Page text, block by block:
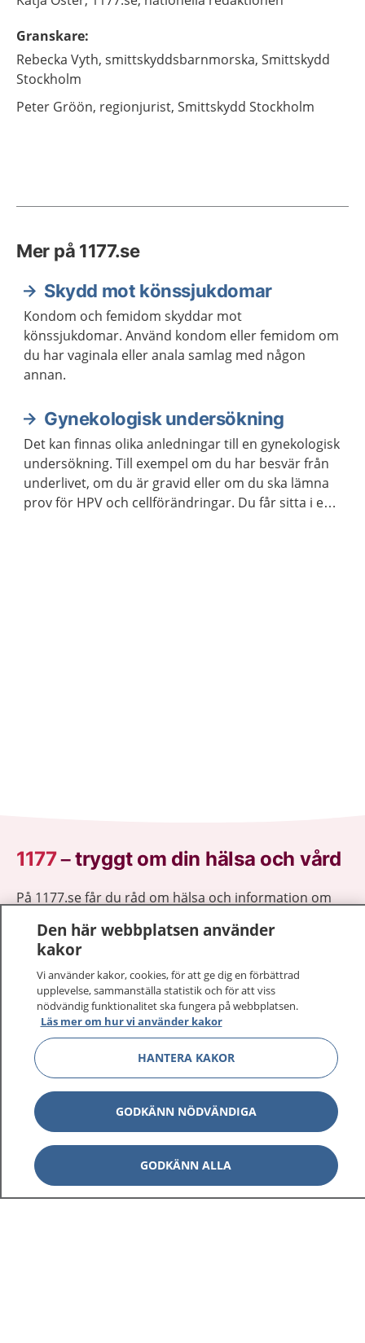
Granskare:
Rebecka Vyth, smittskyddsbarnmorska, Smittskydd
Stockholm
Peter Gröön, regionjurist, Smittskydd Stockholm
Mer på 1177.se
Skydd mot könssjukdomar
Kondom och femidom skyddar mot
könssjukdomar. Använd kondom eller femidom om
du har vaginala eller anala samlag med någon
annan.
Gynekologisk undersökning
Det kan finnas olika anledningar till en gynekologisk
undersökning. Till exempel om du har besvär från
underlivet, om du är gravid eller om du ska lämna
prov för HPV och cellförändringar. Du får sitta i en
1177–tryggt om din hälsa och vård
På 1177.se får du råd om hälsa och information om
Logga in för att läsa din journal och göra dina
vårdärenden. Ring telefonnummer 1177 för
sjukvårdsrådgivning dygnet runt.
1177 ger dig råd när du vill må bättre.
1177 på flera språk Visa
Om 1177 Visa
Visa
Den här webbplatsen använder
kakor
Vi använder kakor, cookies, för att ge dig en förbättrad
upplevelse, sammanställa statistik och för att viss
nödvändig funktionalitet ska fungera på webbplatsen.
Läs mer om hur vi använder kakor
HANTERA KAKOR
GODKÄNN NÖDVÄNDIGA
GODKÄNN ALLA